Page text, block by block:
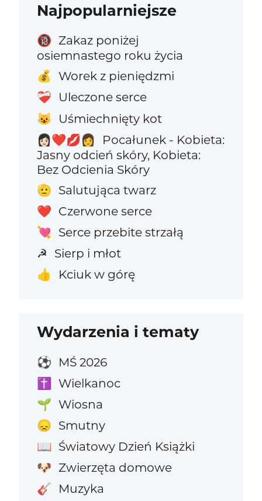
Najpopularniejsze
🔞 Zakaz poniżej
osiemnastego roku życia
💰 Worek z pieniędzmi
❤️‍🩹 Uleczone serce
😺 Uśmiechnięty kot
👩🏻‍❤️‍💋‍👩
Pocałunek - Kobieta:
Jasny odcień skóry, Kobieta:
Bez Odcienia Skóry
🫡 Salutująca twarz
❤️ Czerwone serce
💘 Serce przebite strzałą
☭ Sierp i młot
👍 Kciuk w górę
Wydarzenia i tematy
⚽ MŚ 2026
✝️ Wielkanoc
🌱 Wiosna
😞 Smutny
📖 Światowy Dzień Książki
🐶 Zwierzęta domowe
🎸 Muzyka